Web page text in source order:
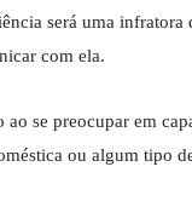
será uma
com ela.
se preocupar em
ou algum tipo